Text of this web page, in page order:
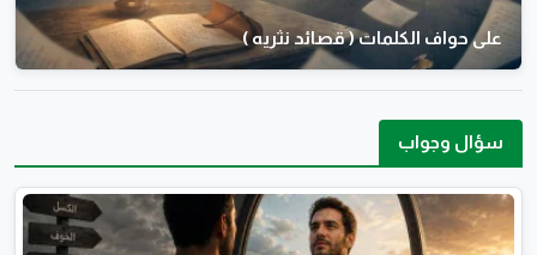
على حواف الكلمات ( قصائد نثريه )
سؤال وجواب